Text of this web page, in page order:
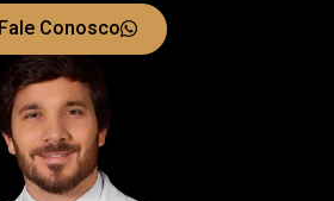
Fale Conosco